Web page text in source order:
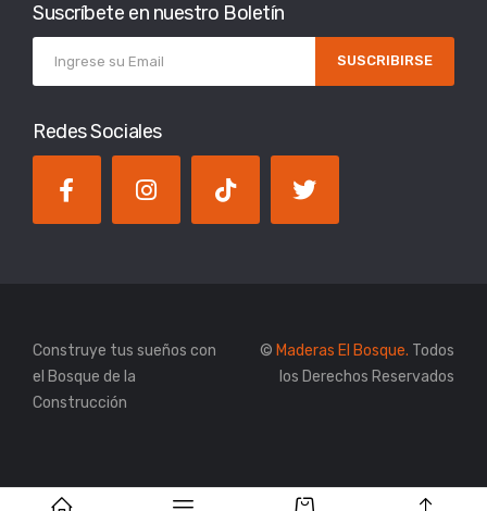
Suscríbete en nuestro Boletín
SUSCRIBIRSE
Redes Sociales
Construye tus sueños con
el Bosque de la
Construcción
© Maderas El Bosque. Todos
los Derechos Reservados